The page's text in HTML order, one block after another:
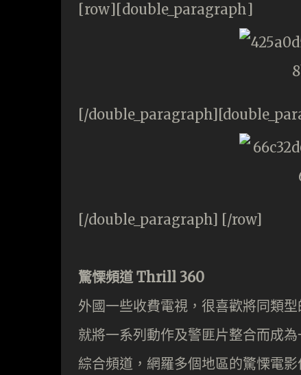
[row][double_paragraph]
[/
[/double_paragraph] [/row]
驚慄頻道 Thrill 360
外國一些收費電視，很喜歡將同類
就將一系列動作及警匪片整合而成
綜合頻道，網羅多個地區的驚慄電